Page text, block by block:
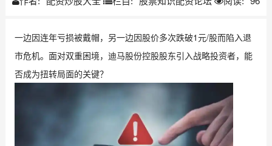
一边因连年亏损被戴帽，另一边因股价多次跌破1元/股而陷入退
市危机。面对双重困境，迪马股份控股股东引入战略投资者，能
否成为扭转局面的关键？